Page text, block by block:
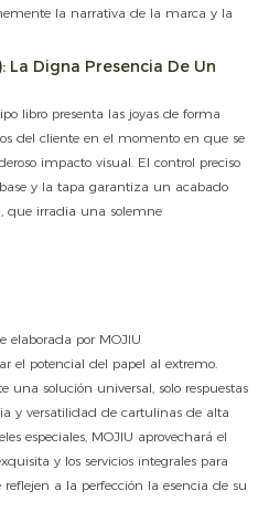
la narrativa de la marca y la
La Digna Presencia De Un
libro presenta las joyas de forma
del cliente en el momento en que se
impacto visual. El control preciso
y la tapa garantiza un acabado
que irradia una solemne
elaborada por MOJIU
el potencial del papel al extremo.
una solución universal, solo respuestas
y versatilidad de cartulinas de alta
especiales, MOJIU aprovechará el
y los servicios integrales para
a la perfección la esencia de su